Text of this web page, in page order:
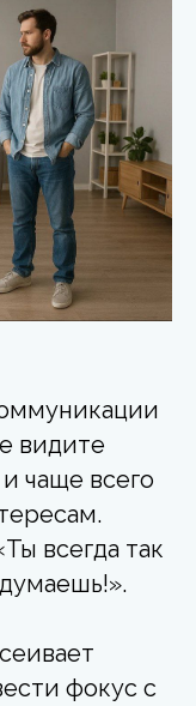
видите
чаще всего
всегда так
фокус с